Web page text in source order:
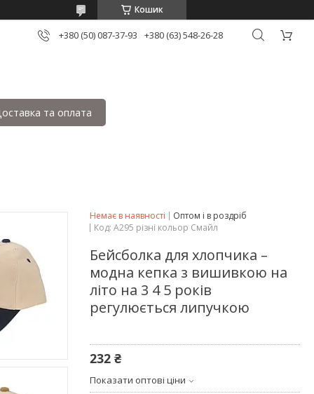
Кошик
+380 (50) 087-37-93 +380 (63) 548-26-28
та оплата
Немає в наявності
Оптом і в роздріб
Код: А295 різні кольор Смайл
Бейсболка для хлопчика –
модна кепка з вишивкою на
літо на 3 4 5 років
регулюється липучкою
232 ₴
Показати оптові ціни